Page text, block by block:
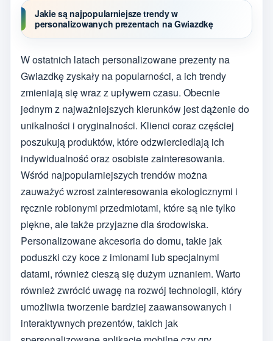
Jakie są najpopularniejsze trendy w
personalizowanych prezentach na Gwiazdkę
W ostatnich latach personalizowane prezenty na
Gwiazdkę zyskały na popularności, a ich trendy
zmieniają się wraz z upływem czasu. Obecnie
jednym z najważniejszych kierunków jest dążenie do
unikalności i oryginalności. Klienci coraz częściej
poszukują produktów, które odzwierciedlają ich
indywidualność oraz osobiste zainteresowania.
Wśród najpopularniejszych trendów można
zauważyć wzrost zainteresowania ekologicznymi i
ręcznie robionymi przedmiotami, które są nie tylko
piękne, ale także przyjazne dla środowiska.
Personalizowane akcesoria do domu, takie jak
poduszki czy koce z imionami lub specjalnymi
datami, również cieszą się dużym uznaniem. Warto
również zwrócić uwagę na rozwój technologii, który
umożliwia tworzenie bardziej zaawansowanych i
interaktywnych prezentów, takich jak